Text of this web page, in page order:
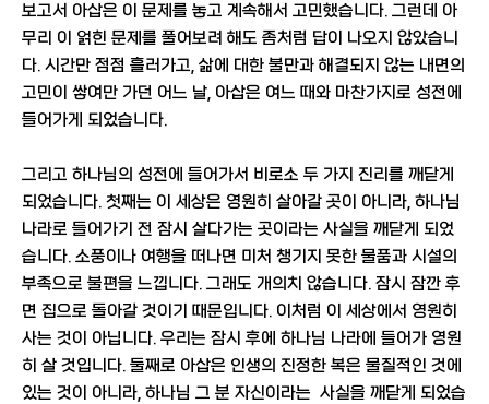
보고서 아삽은 이 문제를 놓고 계속해서 고민했습니다. 그런데 아
무리 이 얽힌 문제를 풀어보려 해도 좀처럼 답이 나오지 않았습니
다. 시간만 점점 흘러가고, 삶에 대한 불만과 해결되지 않는 내면의
고민이 쌓여만 가던 어느 날, 아삽은 여느 때와 마찬가지로 성전에
들어가게 되었습니다.
그리고 하나님의 성전에 들어가서 비로소 두 가지 진리를 깨닫게
되었습니다. 첫째는 이 세상은 영원히 살아갈 곳이 아니라, 하나님
나라로 들어가기 전 잠시 살다가는 곳이라는 사실을 깨닫게 되었
습니다. 소풍이나 여행을 떠나면 미처 챙기지 못한 물품과 시설의
부족으로 불편을 느낍니다. 그래도 개의치 않습니다. 잠시 잠깐 후
면 집으로 돌아갈 것이기 때문입니다. 이처럼 이 세상에서 영원히
사는 것이 아닙니다. 우리는 잠시 후에 하나님 나라에 들어가 영원
히 살 것입니다. 둘째로 아삽은 인생의 진정한 복은 물질적인 것에
있는 것이 아니라, 하나님 그 분 자신이라는 사실을 깨닫게 되었습